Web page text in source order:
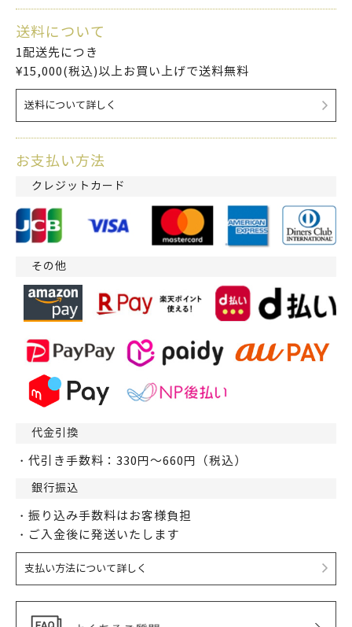
送料について
1配送先につき
¥15,000(税込)以上お買い上げで送料無料
送料について詳しく
お支払い方法
クレジットカード
その他
代金引換
・代引き手数料：330円～660円（税込）
銀行振込
・振り込み手数料はお客様負担
・ご入金後に発送いたします
支払い方法について詳しく